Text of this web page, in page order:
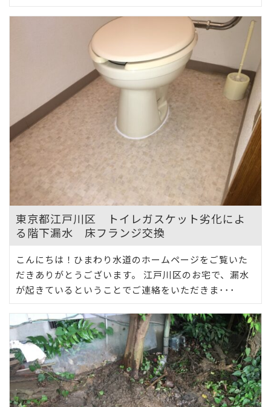
東京都江戸川区 トイレガスケット劣化によ
る階下漏水 床フランジ交換
こんにちは！ひまわり水道のホームページをご覧いた
だきありがとうございます。 江戸川区のお宅で、漏水
が起きているということでご連絡をいただきま･･･